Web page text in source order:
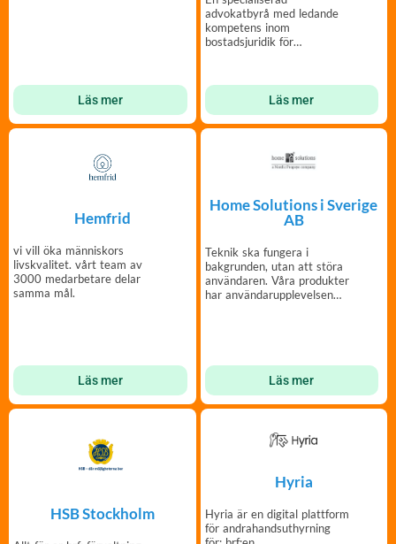
Läs mer
advokatbyrå med ledande
kompetens inom
bostadsjuridik för
Läs mer
Hemfrid
vi vill öka människors
livskvalitet. vårt team av
3000 medarbetare delar
samma mål.
Läs mer
Home Solutions i Sverige
AB
Teknik ska fungera i
bakgrunden, utan att störa
användaren. Våra produkter
har användarupplevelsen
Läs mer
HSB Stockholm
Hyria
Hyria är en digital plattform
för andrahandsuthyrning